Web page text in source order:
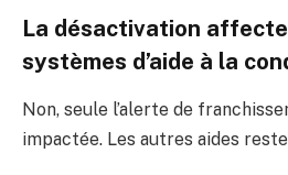
La désactivation
systèmes d’aide à la
Non, seule l’alerte de
impactée. Les autres aides